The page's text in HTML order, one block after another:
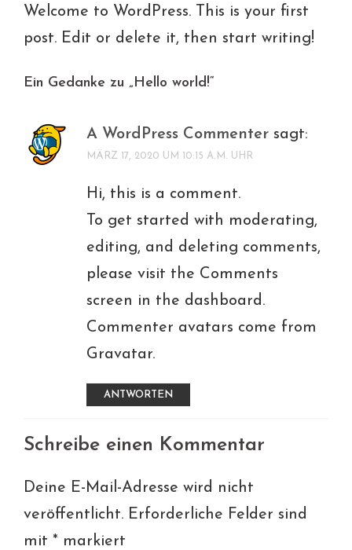
Welcome to WordPress. This is your first
post. Edit or delete it, then start writing!
Ein Gedanke zu „Hello world!“
A WordPress Commenter sagt:
MÄRZ 17, 2020 UM 10:15 A.M. UHR
Hi, this is a comment.
To get started with moderating,
editing, and deleting comments,
please visit the Comments
screen in the dashboard.
Commenter avatars come from
Gravatar.
ANTWORTEN
Schreibe einen Kommentar
Deine E-Mail-Adresse wird nicht
veröffentlicht. Erforderliche Felder sind
mit * markiert